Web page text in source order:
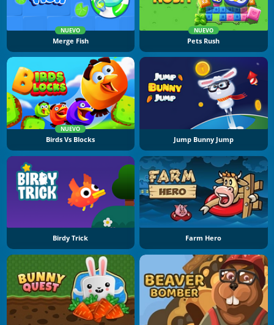
NUEVO
Merge Fish
NUEVO
Pets Rush
NUEVO
Birds Vs Blocks Jump Bunny Jump
Birdy Trick Farm Hero